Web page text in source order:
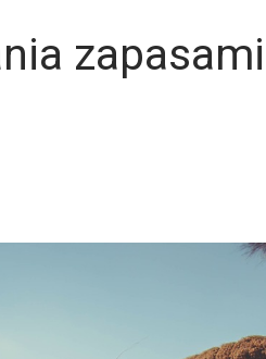
zapasami